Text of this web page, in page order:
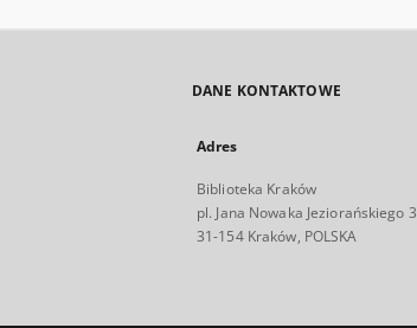
DANE KONTAKTOWE
Adres
Biblioteka Kraków
pl. Jana Nowaka Jeziorańskiego 3
31-154 Kraków, POLSKA